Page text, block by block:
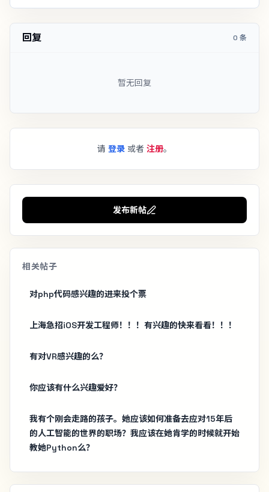
回复 0 条
暂无回复
请 登录 或者 注册。
发布新帖
相关帖子
对php代码感兴趣的进来投个票
上海急招iOS开发工程师！！！有兴趣的快来看看！！！
有对VR感兴趣的么？
你应该有什么兴趣爱好？
我有个刚会走路的孩子。她应该如何准备去应对15年后
的人工智能的世界的职场？我应该在她肯学的时候就开始
教她Python么？